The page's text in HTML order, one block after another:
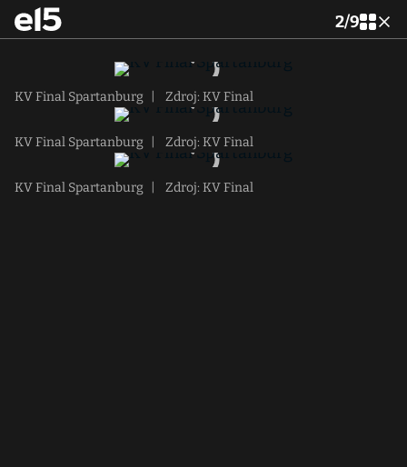
2/9
KV Final Spartanburg Zdroj: KV Final
KV Final Spartanburg Zdroj: KV Final
KV Final Spartanburg Zdroj: KV Final